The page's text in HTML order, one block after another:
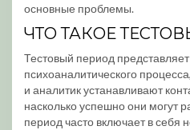
основные проблемы.
ЧТО ТАКОЕ
Тестовый период
психоаналитического
и аналитик устанавливают
насколько успешно они могут
период часто включает в себя